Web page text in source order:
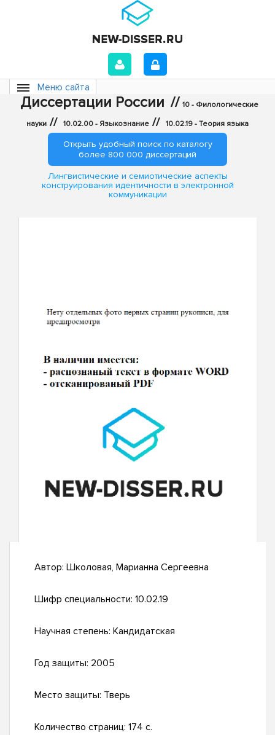
Меню сайта
Диссертации России // 10 - Филологические
науки // 10.02.00 - Языкознание // 10.02.19 - Теория языка
Открыть удобный поиск по каталогу
более 800 000 диссертаций
Лингвистические и семиотические аспекты
конструирования идентичности в электронной
коммуникации
Автор: Школовая, Марианна Сергеевна
Шифр специальности: 10.02.19
Научная степень: Кандидатская
Год защиты: 2005
Место защиты: Тверь
Количество страниц: 174 с.